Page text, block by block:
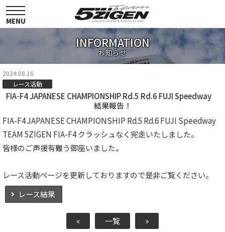
toggle
navigation
MENU
INFORMATION
お知らせ
2024.08.16
レース活動
FIA-F4 JAPANESE CHAMPIONSHIP Rd.5 Rd.6 FUJI Speedway
結果報告！
FIA-F4 JAPANESE CHAMPIONSHIP Rd.5 Rd.6 FUJI Speedway
TEAM 5ZIGEN FIA-F4 クラッシュなく完走いたしました。
皆様のご声援有難う御座いました。
レース活動ページを更新しておりますので是非ご覧ください。
レース結果
« 一覧 »